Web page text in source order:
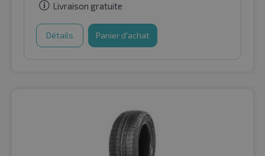
Livraison gratuite
Détails Panier d'achat